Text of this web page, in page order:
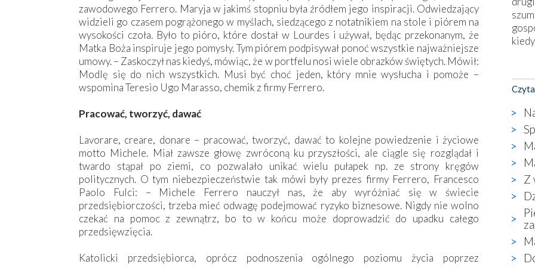
zawodowego Ferrero. Maryja w jakimś stopniu była źródłem jego inspiracji. Odwiedzający
widzieli go czasem pogrążonego w myślach, siedzącego z notatnikiem na stole i piórem na
wysokości czoła. Było to pióro, które dostał w Lourdes i używał, będąc przekonanym, że
Matka Boża inspiruje jego pomysły. Tym piórem podpisywał ponoć wszystkie najważniejsze
umowy. – Zaskoczył nas kiedyś, mówiąc, że w portfelu nosi wiele obrazków świętych. Mówił:
Modlę się do nich wszystkich. Musi być choć jeden, który mnie wysłucha i pomoże –
wspomina Teresio Ugo Marasso, chemik z firmy Ferrero.
Pracować, tworzyć, dawać
Lavorare, creare, donare – pracować, tworzyć, dawać to kolejne powiedzenie i życiowe
motto Michele. Miał zawsze głowę zwróconą ku przyszłości, ale ciągle się rozglądał i
twardo stąpał po ziemi, co pozwalało unikać wielu pułapek np. ze strony kręgów
politycznych. O tym niebezpieczeństwie tak mówi były prezes firmy Ferrero, Francesco
Paolo Fulci: – Michele Ferrero nauczył nas, że aby wyróżniać się w świecie
przedsiębiorczości, trzeba mieć odwagę podejmować ryzyko biznesowe. Nigdy nie wolno
czekać na pomoc z zewnątrz, bo to w końcu może doprowadzić do upadku całego
przedsięwzięcia.
Katolicki przedsiębiorca, oprócz podnoszenia ogólnego poziomu życia poprzez
co
Z